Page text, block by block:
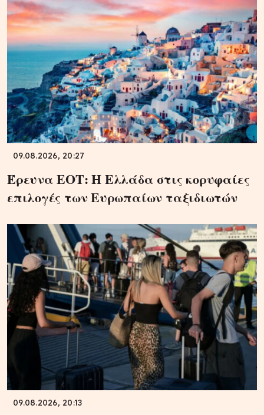
09.08.2026, 20:27
Έρευνα ΕΟΤ: Η Ελλάδα στις κορυφαίες
επιλογές των Ευρωπαίων ταξιδιωτών
09.08.2026, 20:13